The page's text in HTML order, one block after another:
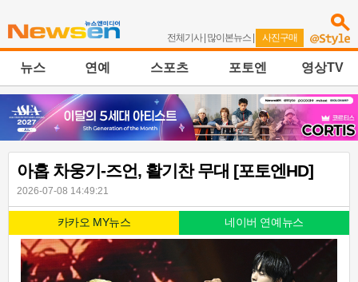
전체기사| 많이본뉴스 | 사진구매
뉴스 연예 스포츠 포토엔 영상TV
아홉 차웅기-즈언, 활기찬 무대 [포토엔HD]
2026-07-08 14:49:21
카카오 MY뉴스 네이버 연예뉴스